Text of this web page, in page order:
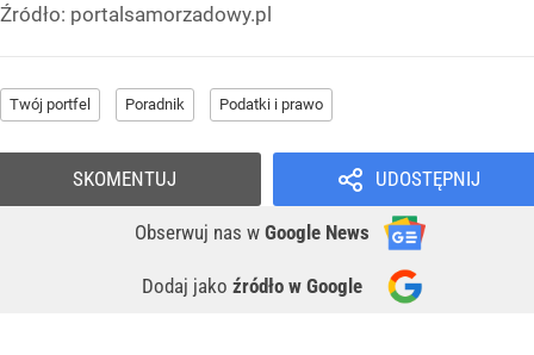
Źródło: portalsamorzadowy.pl
Twój portfel Poradnik Podatki i prawo
UDOSTĘPNIJ
Obserwuj nas w Google News
Dodaj jako źródło w Google
SKOMENTUJ